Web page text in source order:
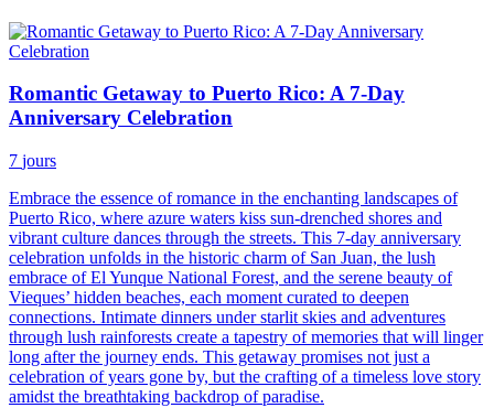
Romantic Getaway to Puerto Rico: A 7-Day
Anniversary Celebration
7 jours
Embrace the essence of romance in the enchanting landscapes of
Puerto Rico, where azure waters kiss sun-drenched shores and
vibrant culture dances through the streets. This 7-day anniversary
celebration unfolds in the historic charm of San Juan, the lush
embrace of El Yunque National Forest, and the serene beauty of
Vieques’ hidden beaches, each moment curated to deepen
connections. Intimate dinners under starlit skies and adventures
through lush rainforests create a tapestry of memories that will linger
long after the journey ends. This getaway promises not just a
celebration of years gone by, but the crafting of a timeless love story
amidst the breathtaking backdrop of paradise.